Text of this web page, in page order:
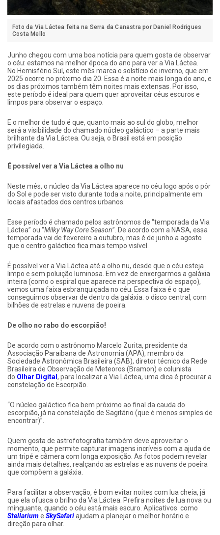
Foto da Via Láctea feita na Serra da Canastra por Daniel Rodrigues
Costa Mello
Junho chegou com uma boa notícia para quem gosta de observar
o céu: estamos na melhor época do ano para ver a Via Láctea.
No Hemisfério Sul, este mês marca o solstício de inverno, que em
2025 ocorre no próximo dia 20. Essa é a noite mais longa do ano, e
os dias próximos também têm noites mais extensas. Por isso,
este período é ideal para quem quer aproveitar céus escuros e
limpos para observar o espaço.
E o melhor de tudo é que, quanto mais ao sul do globo, melhor
será a visibilidade do chamado núcleo galáctico – a parte mais
brilhante da Via Láctea. Ou seja, o Brasil está em posição
privilegiada.
É possível ver a Via Láctea a olho nu
Neste mês, o núcleo da Via Láctea aparece no céu logo após o pôr
do Sol e pode ser visto durante toda a noite, principalmente em
locais afastados dos centros urbanos.
Esse período é chamado pelos astrônomos de “temporada da Via
Láctea” ou “Milky Way Core Season”. De acordo com a NASA, essa
temporada vai de fevereiro a outubro, mas é de junho a agosto
que o centro galáctico fica mais tempo visível.
É possível ver a Via Láctea até a olho nu, desde que o céu esteja
limpo e sem poluição luminosa. Em vez de enxergarmos a galáxia
inteira (como o espiral que aparece na perspectiva do espaço),
vemos uma faixa esbranquiçada no céu. Essa faixa é o que
conseguimos observar de dentro da galáxia: o disco central, com
bilhões de estrelas e nuvens de poeira.
De olho no rabo do escorpião!
De acordo com o astrônomo Marcelo Zurita, presidente da
Associação Paraibana de Astronomia (APA), membro da
Sociedade Astronômica Brasileira (SAB), diretor técnico da Rede
Brasileira de Observação de Meteoros (Bramon) e colunista
do Olhar Digital , para localizar a Via Láctea, uma dica é procurar a
constelação de Escorpião.
“O núcleo galáctico fica bem próximo ao final da cauda do
escorpião, já na constelação de Sagitário (que é menos simples de
encontrar)”.
Quem gosta de astrofotografia também deve aproveitar o
momento, que permite capturar imagens incríveis com a ajuda de
um tripé e câmera com longa exposição. As fotos podem revelar
ainda mais detalhes, realçando as estrelas e as nuvens de poeira
que compõem a galáxia.
Para facilitar a observação, é bom evitar noites com lua cheia, já
que ela ofusca o brilho da Via Láctea. Prefira noites de lua nova ou
minguante, quando o céu está mais escuro. Aplicativos como
Stellariume SkySafariajudam a planejar o melhor horário e
direção para olhar.